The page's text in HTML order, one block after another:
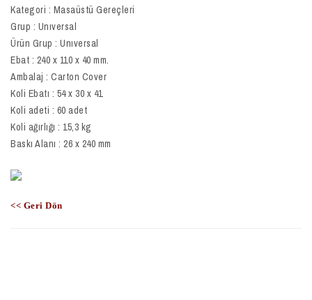
Kategori : Masaüstü Gereçleri
Grup : Unıversal
Ürün Grup : Unıversal
Ebat : 240 x 110 x 40 mm.
Ambalaj : Carton Cover
Koli Ebatı : 54 x 30 x 41
Koli adeti : 60 adet
Koli ağırlığı : 15,3 kg
Baskı Alanı : 26 x 240 mm
<< Geri Dön